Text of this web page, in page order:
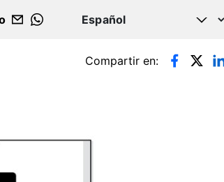
WHATSAPP
Compartir en: